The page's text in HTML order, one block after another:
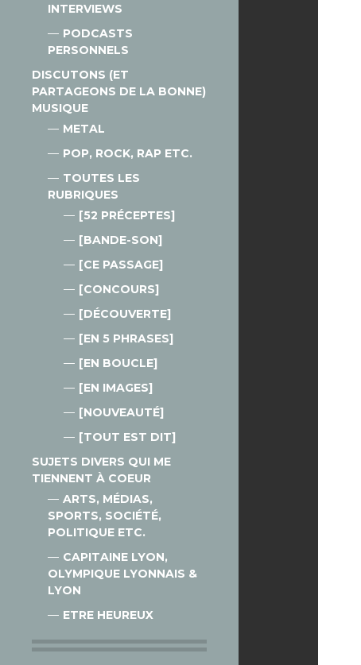
INTERVIEWS
PODCASTS
PERSONNELS
DISCUTONS (ET
PARTAGEONS DE LA BONNE)
MUSIQUE
METAL
POP, ROCK, RAP ETC.
TOUTES LES
RUBRIQUES
[52 PRÉCEPTES]
[BANDE-SON]
[CE PASSAGE]
[CONCOURS]
[DÉCOUVERTE]
[EN 5 PHRASES]
[EN BOUCLE]
[EN IMAGES]
[NOUVEAUTÉ]
[TOUT EST DIT]
SUJETS DIVERS QUI ME
TIENNENT À COEUR
ARTS, MÉDIAS,
SPORTS, SOCIÉTÉ,
POLITIQUE ETC.
CAPITAINE LYON,
OLYMPIQUE LYONNAIS &
LYON
ETRE HEUREUX